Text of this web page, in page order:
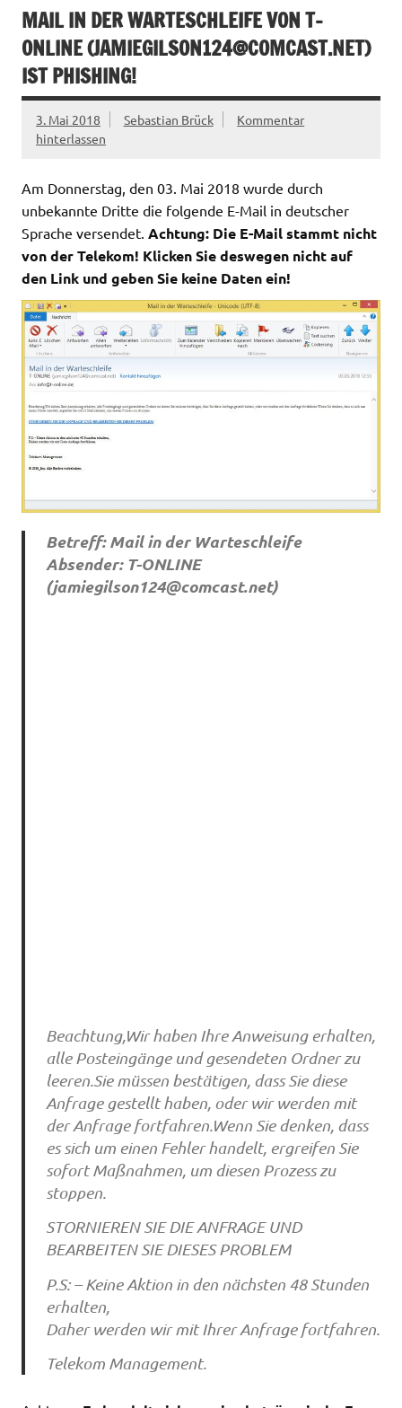
MAIL IN DER WARTESCHLEIFE VON T-
ONLINE (JAMIEGILSON124@COMCAST.NET)
IST PHISHING!
3. Mai 2018 Sebastian Brück
Kommentar
hinterlassen
Am Donnerstag, den 03. Mai 2018 wurde durch
unbekannte Dritte die folgende E-Mail in deutscher
Sprache versendet. Achtung: Die E-Mail stammt nicht
von der Telekom! Klicken Sie deswegen nicht auf
den Link und geben Sie keine Daten ein!
Betreff: Mail in der Warteschleife
Absender: T-ONLINE
(jamiegilson124@comcast.net)
Beachtung,Wir haben Ihre Anweisung erhalten,
alle Posteingänge und gesendeten Ordner zu
leeren.Sie müssen bestätigen, dass Sie diese
Anfrage gestellt haben, oder wir werden mit
der Anfrage fortfahren.Wenn Sie denken, dass
es sich um einen Fehler handelt, ergreifen Sie
sofort Maßnahmen, um diesen Prozess zu
stoppen.
STORNIEREN SIE DIE ANFRAGE UND
BEARBEITEN SIE DIESES PROBLEM
P.S: – Keine Aktion in den nächsten 48 Stunden
erhalten,
Daher werden wir mit Ihrer Anfrage fortfahren.
Telekom Management.